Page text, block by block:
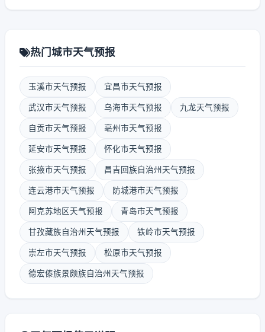
热门城市天气预报
玉溪市天气预报 宜昌市天气预报
武汉市天气预报 乌海市天气预报 九龙天气预报
自贡市天气预报 亳州市天气预报
延安市天气预报 怀化市天气预报
张掖市天气预报 昌吉回族自治州天气预报
连云港市天气预报 防城港市天气预报
阿克苏地区天气预报 青岛市天气预报
甘孜藏族自治州天气预报 铁岭市天气预报
崇左市天气预报 松原市天气预报
德宏傣族景颇族自治州天气预报